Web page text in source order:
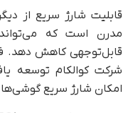
قابلیت شارژ سریع از
مدرن است که
شرکت کوالکام توسعه
امکان شارژ سریع گوشی‌ها